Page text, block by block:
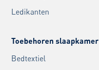
Ledikanten
Toebehoren slaapkamer
Bedtextiel